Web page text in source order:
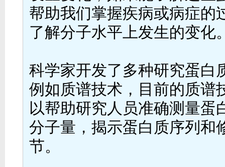
帮助我们掌握疾病或病症的
了解分子水平上发生的变化
科学家开发了多种研究蛋白
例如质谱技术，目前的质谱
以帮助研究人员准确测量蛋
分子量，揭示蛋白质序列和
节。